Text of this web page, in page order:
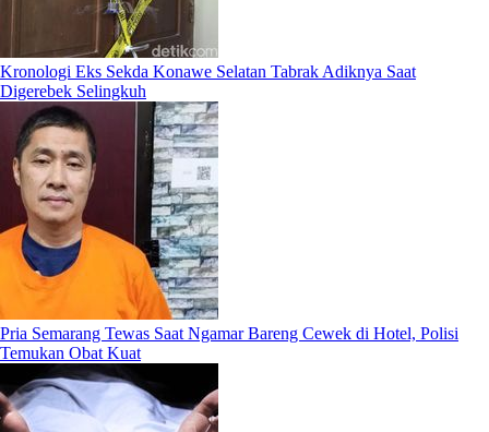
Kronologi Eks Sekda Konawe Selatan Tabrak Adiknya Saat
Digerebek Selingkuh
Pria Semarang Tewas Saat Ngamar Bareng Cewek di Hotel, Polisi
Temukan Obat Kuat